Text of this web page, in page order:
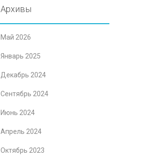
Архивы
Май 2026
Январь 2025
Декабрь 2024
Сентябрь 2024
Июнь 2024
Апрель 2024
Октябрь 2023